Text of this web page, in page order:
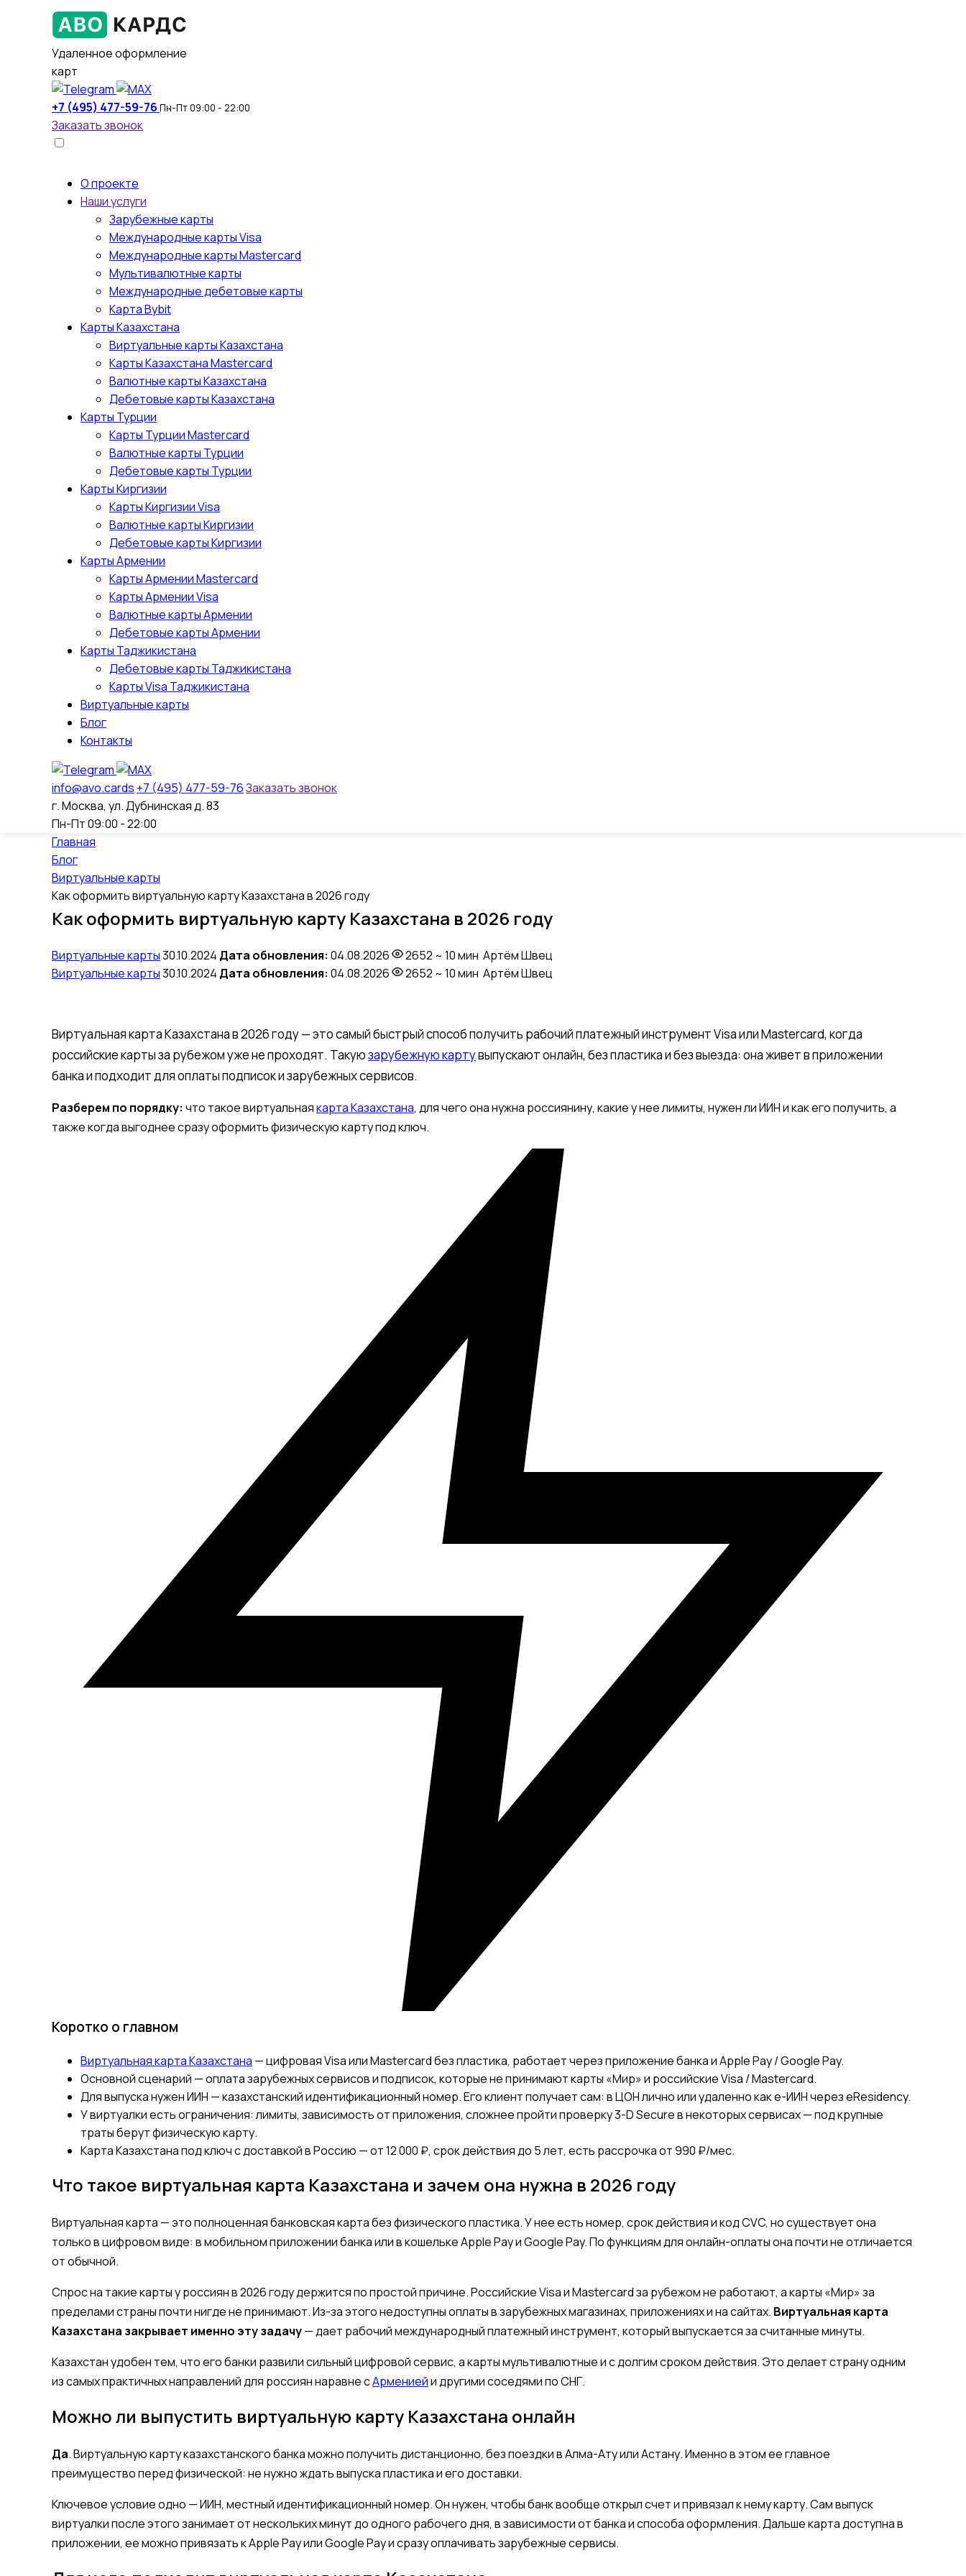
Удаленное оформление
карт
+7 (495) 477-59-76 Пн-Пт 09:00 - 22:00
Заказать звонок
О проекте
Наши услуги
Зарубежные карты
Международные карты Visa
Международные карты Mastercard
Мультивалютные карты
Международные дебетовые карты
Карта Bybit
Карты Казахстана
Виртуальные карты Казахстана
Карты Казахстана Mastercard
Валютные карты Казахстана
Дебетовые карты Казахстана
Карты Турции
Карты Турции Mastercard
Валютные карты Турции
Дебетовые карты Турции
Карты Киргизии
Карты Киргизии Visa
Валютные карты Киргизии
Дебетовые карты Киргизии
Карты Армении
Карты Армении Mastercard
Карты Армении Visa
Валютные карты Армении
Дебетовые карты Армении
Карты Таджикистана
Дебетовые карты Таджикистана
Карты Visa Таджикистана
Виртуальные карты
Блог
Контакты
info@avo.cards +7 (495) 477-59-76Заказать звонок
г. Москва, ул. Дубнинская д. 83
Пн-Пт 09:00 - 22:00
Главная
Блог
Виртуальные карты
Как оформить виртуальную карту Казахстана в 2026 году
Как оформить виртуальную карту Казахстана в 2026 году
Виртуальные карты30.10.2024 Дата обновления: 04.08.2026 2652 ~ 10 мин Артём Швец
Виртуальные карты30.10.2024 Дата обновления: 04.08.2026 2652 ~ 10 мин Артём Швец
Виртуальная карта Казахстана в 2026 году — это самый быстрый способ получить рабочий платежный инструмент Visa или Mastercard, когда
российские карты за рубежом уже не проходят. Такуюзарубежную картувыпускают онлайн, без пластика и без выезда: она живет в приложении
банка и подходит для оплаты подписок и зарубежных сервисов.
Разберем по порядку: что такое виртуальнаякарта Казахстана, для чего она нужна россиянину, какие у нее лимиты, нужен ли ИИН и как его получить, а
также когда выгоднее сразу оформить физическую карту под ключ.
Коротко о главном
Виртуальная карта Казахстана — цифровая Visa или Mastercard без пластика, работает через приложение банка и Apple Pay / Google Pay.
Основной сценарий — оплата зарубежных сервисов и подписок, которые не принимают карты «Мир» и российские Visa / Mastercard.
Для выпуска нужен ИИН — казахстанский идентификационный номер. Его клиент получает сам: в ЦОН лично или удаленно как e-ИИН через eResidency.
У виртуалки есть ограничения: лимиты, зависимость от приложения, сложнее пройти проверку 3-D Secure в некоторых сервисах — под крупные
траты берут физическую карту.
Карта Казахстана под ключ с доставкой в Россию — от 12 000 ₽, срок действия до 5 лет, есть рассрочка от 990 ₽/мес.
Что такое виртуальная карта Казахстана и зачем она нужна в 2026 году
Виртуальная карта — это полноценная банковская карта без физического пластика. У нее есть номер, срок действия и код CVC, но существует она
только в цифровом виде: в мобильном приложении банка или в кошельке Apple Pay и Google Pay. По функциям для онлайн-оплаты она почти не отличается
от обычной.
Спрос на такие карты у россиян в 2026 году держится по простой причине. Российские Visa и Mastercard за рубежом не работают, а карты «Мир» за
пределами страны почти нигде не принимают. Из-за этого недоступны оплаты в зарубежных магазинах, приложениях и на сайтах. Виртуальная карта
Казахстана закрывает именно эту задачу— дает рабочий международный платежный инструмент, который выпускается за считанные минуты.
Казахстан удобен тем, что его банки развили сильный цифровой сервис, а карты мультивалютные и с долгим сроком действия. Это делает страну одним
из самых практичных направлений для россиян наравне сАрмениейи другими соседями по СНГ.
Можно ли выпустить виртуальную карту Казахстана онлайн
Да. Виртуальную карту казахстанского банка можно получить дистанционно, без поездки в Алма-Ату или Астану. Именно в этом ее главное
преимущество перед физической: не нужно ждать выпуска пластика и его доставки.
Ключевое условие одно — ИИН, местный идентификационный номер. Он нужен, чтобы банк вообще открыл счет и привязал к нему карту. Сам выпуск
виртуалки после этого занимает от нескольких минут до одного рабочего дня, в зависимости от банка и способа оформления. Дальше карта доступна в
приложении, ее можно привязать к Apple Pay или Google Pay и сразу оплачивать зарубежные сервисы.